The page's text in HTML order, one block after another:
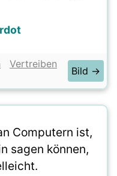
Vertreiben
Bild →
Computern ist,
sagen können,